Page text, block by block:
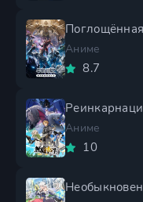
Аниме
8.7
Аниме
10